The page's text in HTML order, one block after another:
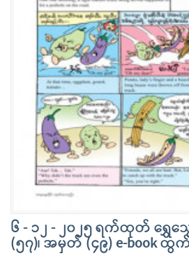
၆ - ၁၂ - ၂၀၂၅ ရက်ထုတ် ရွှေ
(၅၇)၊ အမှတ် (၄၉) e-book ထွ